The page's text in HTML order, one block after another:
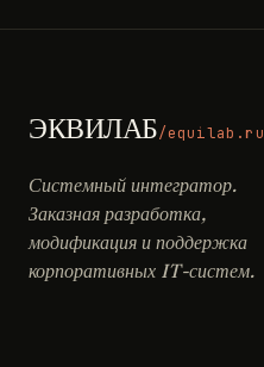
ЭКВИЛАБ/equilab.ru
Системный интегратор.
Заказная разработка,
модификация и поддержка
корпоративных IT-систем.